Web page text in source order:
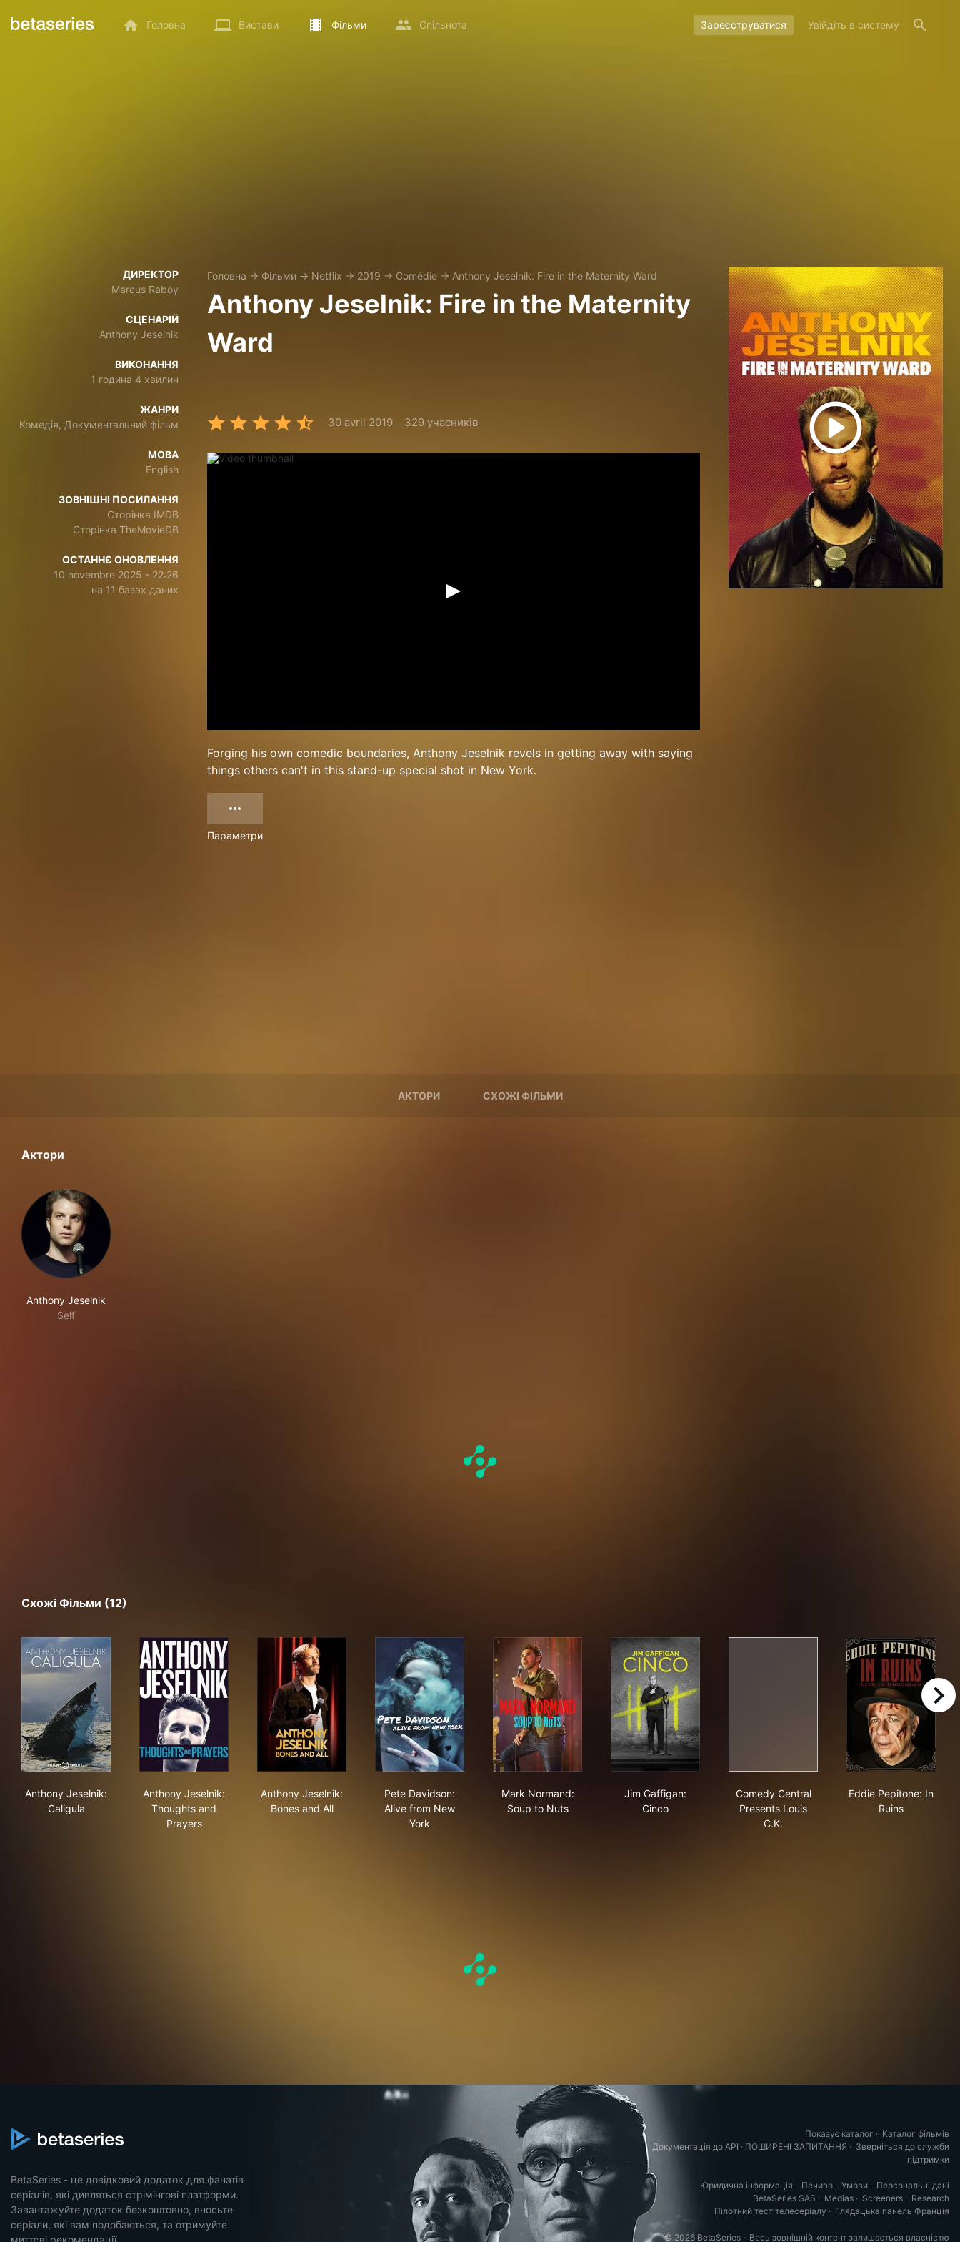
Головна Вистави Фільми Спільнота Зареєструватися Увійдіть в систему
ДИРЕКТОР
Marcus Raboy
СЦЕНАРІЙ
Anthony Jeselnik
ВИКОНАННЯ
1 година 4 хвилин
ЖАНРИ
Комедія, Документальний фільм
МОВА
English
ЗОВНІШНІ ПОСИЛАННЯ
Сторінка IMDB
Сторінка TheMovieDB
ОСТАННЄ ОНОВЛЕННЯ
10 novembre 2025 - 22:26
на 11 базах даних
Головна → Фільми → Netflix → 2019 → Comédie → Anthony Jeselnik: Fire in the Maternity Ward
Anthony Jeselnik: Fire in the Maternity
Ward
30 avril 2019 329 учасників
Forging his own comedic boundaries, Anthony Jeselnik revels in getting away with saying
things others can't in this stand-up special shot in New York.
Параметри
АКТОРИ СХОЖІ ФІЛЬМИ
Актори
Anthony Jeselnik
Self
Схожі Фільми (12)
Anthony Jeselnik:
Caligula
Anthony Jeselnik:
Thoughts and
Prayers
Anthony Jeselnik:
Bones and All
Pete Davidson:
Alive from New
York
Mark Normand:
Soup to Nuts
Jim Gaffigan:
Cinco
Comedy Central
Presents Louis
C.K.
Eddie Pepitone: In
Ruins
right
BetaSeries - це довідковий додаток для фанатів
серіалів, які дивляться стрімінгові платформи.
Завантажуйте додаток безкоштовно, вносьте
серіали, які вам подобаються, та отримуйте
Показує каталог · Каталог фільмів
Документація до API · ПОШИРЕНІ ЗАПИТАННЯ · Зверніться до служби
підтримки
Юридична інформація · Печиво · Умови · Персональні дані
BetaSeries SAS · Medias · Screeners · Research
Пілотний тест телесеріалу · Глядацька панель Франція
© 2026 BetaSeries - Весь зовнішній контент залишається власністю